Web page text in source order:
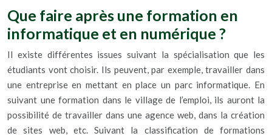
Que faire après une formation en
informatique et en numérique ?
Il existe différentes issues suivant la spécialisation que les
étudiants vont choisir. Ils peuvent, par exemple, travailler dans
une entreprise en mettant en place un parc informatique. En
suivant une formation dans le village de l’emploi, ils auront la
possibilité de travailler dans une agence web, dans la création
de sites web, etc. Suivant la classification de formations